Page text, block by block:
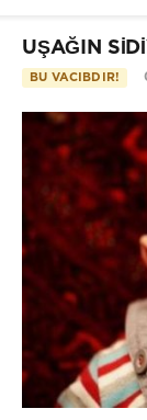
UŞAĞIN
BU VACIBDIR!